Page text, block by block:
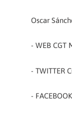
Oscar
- WEB CGT
- TWITTER
-